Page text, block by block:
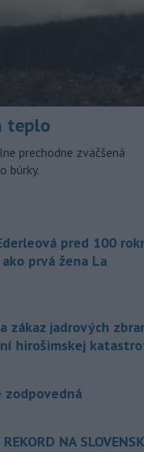
teplo
prechodne zväčšená
búrky.
pred 100
prvá žena La
zákaz jadrových
hirošimskej
zodpovedná
NA